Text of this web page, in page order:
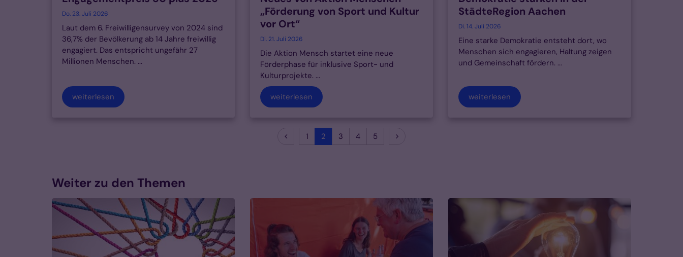
Do. 23. Juli 2026
Laut dem 6. Freiwilligensurvey von 2024 sind
36,7% der Bevölkerung ab 14 Jahre freiwillig
engagiert. Das entspricht ungefähr 27
Millionen Menschen. ...
weiterlesen
„Förderung von Sport und Kultur
vor Ort“
Di. 21. Juli 2026
Die Aktion Mensch startet eine neue
Förderphase für inklusive Sport- und
Kulturprojekte. ...
weiterlesen
StädteRegion Aachen
Di. 14. Juli 2026
Eine starke Demokratie entsteht dort, wo
Menschen sich engagieren, Haltung zeigen
und Gemeinschaft fördern. ...
weiterlesen
Vorherige Seite
1 2 3 4 5 Nächste Seite
Weiter zu den Themen